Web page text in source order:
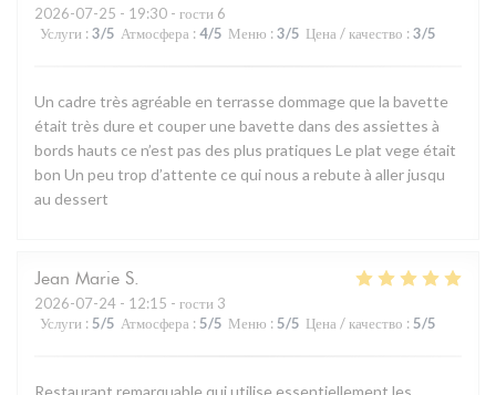
2026-07-25 - 19:30 - гости 6
Услуги : 3/5 Атмосфера : 4/5 Меню : 3/5 Цена / качество : 3/5
Un cadre très agréable en terrasse dommage que la bavette
était très dure et couper une bavette dans des assiettes à
bords hauts ce n’est pas des plus pratiques Le plat vege était
bon Un peu trop d’attente ce qui nous a rebute à aller jusqu
au dessert
Jean Marie S
2026-07-24 - 12:15 - гости 3
Услуги : 5/5 Атмосфера : 5/5 Меню : 5/5 Цена / качество : 5/5
Restaurant remarquable qui utilise essentiellement les